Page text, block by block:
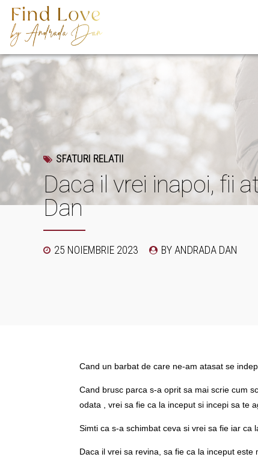
SFATURI RELATII
Daca il vrei inapoi, fii
Dan
25 NOIEMBRIE 2023 BY ANDRADA DAN
Cand un barbat de care ne-am atasat se
Cand brusc parca s-a oprit sa mai scrie cum
odata , vrei sa fie ca la inceput si incepi sa te
Simti ca s-a schimbat ceva si vrei sa fie iar ca
Daca il vrei sa revina, sa fie ca la inceput